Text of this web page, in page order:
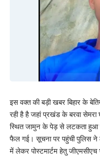
इस वक्त की बड़ी खबर बिहार के
रही है है जहां प्रखंड के बरवा सेमरा
स्थित जामुन के पेड़ से लटकता
फैल गई। सूचना पर पहुंची पुलिस
में लेकर पोस्टमार्टम हेतु जीएमसीएच